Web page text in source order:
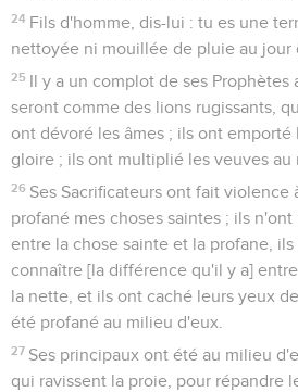
24 Fils d'homme, dis-lui : tu es une
nettoyée ni mouillée de pluie au jour
25 Il y a un complot de ses Prophètes
seront comme des lions rugissants,
ont dévoré les âmes ; ils ont emporté
gloire ; ils ont multiplié les veuves au
26 Ses Sacrificateurs ont fait violence
profané mes choses saintes ; ils
entre la chose sainte et la profane,
connaître [la différence qu'il y a]
la nette, et ils ont caché leurs yeux
été profané au milieu d'eux.
27 Ses principaux ont été au milieu
qui ravissent la proie, pour répandre